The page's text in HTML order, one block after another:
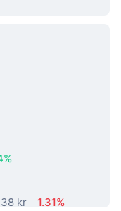
den
kr 1.31%